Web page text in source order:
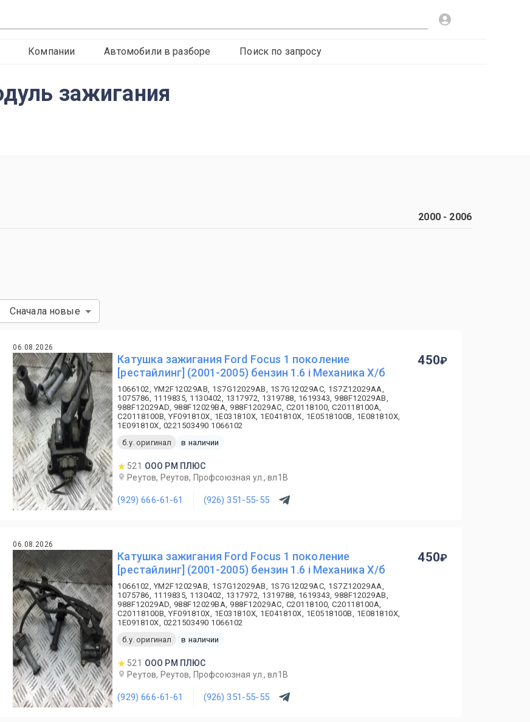
Компании Автомобили в разборе Поиск по запросу
зажигания
2000- 2006
Сначала новые
06.08.2026
Катушка зажигания Ford Focus 1 поколение
[рестайлинг] (2001-2005) бензин 1.6 i Механика Х/б
1066102, YM2F12029AB, 1S7G12029AB, 1S7G12029AC, 1S7Z12029AA,
1075786, 1119835, 1130402, 1317972, 1319788, 1619343, 988F12029AB,
988F12029AD, 988F12029BA, 988F12029AC, C20118100, C20118100A,
C20118100B, YF091810X, 1E031810X, 1E041810X, 1E0518100B, 1E081810X,
1E091810X, 0221503490 1066102
б.у. оригинал
в наличии
521 ООО РМ ПЛЮС
Реутов, Реутов, Профсоюзная ул., вл1В
(929) 666-61-61 (926) 351-55-55
450
06.08.2026
Катушка зажигания Ford Focus 1 поколение
[рестайлинг] (2001-2005) бензин 1.6 i Механика Х/б
1066102, YM2F12029AB, 1S7G12029AB, 1S7G12029AC, 1S7Z12029AA,
1075786, 1119835, 1130402, 1317972, 1319788, 1619343, 988F12029AB,
988F12029AD, 988F12029BA, 988F12029AC, C20118100, C20118100A,
C20118100B, YF091810X, 1E031810X, 1E041810X, 1E0518100B, 1E081810X,
1E091810X, 0221503490 1066102
б.у. оригинал
в наличии
521 ООО РМ ПЛЮС
Реутов, Реутов, Профсоюзная ул., вл1В
(929) 666-61-61 (926) 351-55-55
450